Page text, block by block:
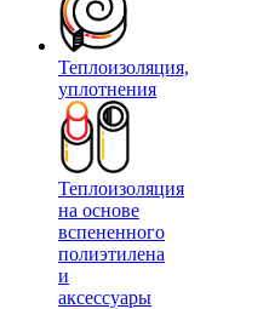
Теплоизоляция,
уплотнения
Теплоизоляция
на основе
вспененного
полиэтилена
и
аксессуары